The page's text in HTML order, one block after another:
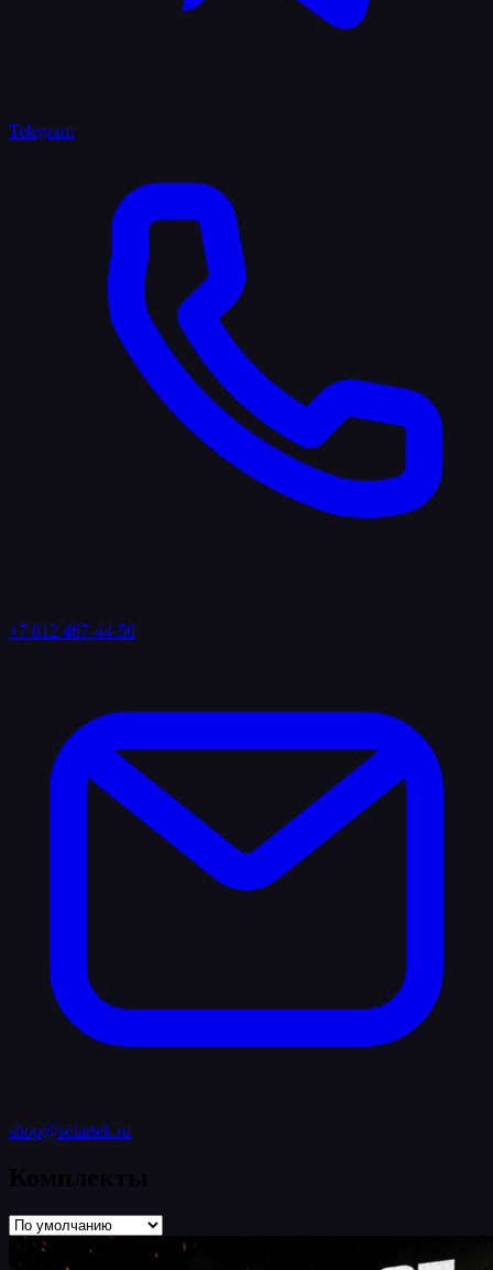
Telegram
+7 812 467-44-50
shop@solartek.ru